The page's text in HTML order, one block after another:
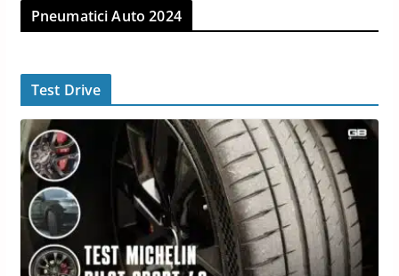
Pneumatici Auto 2024
Test Drive